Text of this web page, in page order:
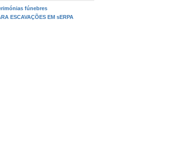
fúnebres
ESCAVAÇÕES EM sERPA